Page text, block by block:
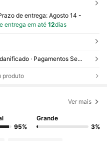
de entrega:Agosto 14 -
entrega em até 12dias
Reenviar se o item estiver perdido/danificado · Pagamentos Seguros · Proteção de privacidade
produto
Ver mais
95%
Grande
3%